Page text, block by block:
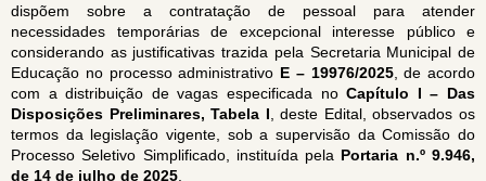
dispõem sobre a contratação de pessoal para atender
necessidades temporárias de excepcional interesse público e
considerando as justificativas trazida pela Secretaria Municipal de
Educação no processo administrativo E – 19976/2025, de acordo
com a distribuição de vagas especificada noCapítulo I – Das
Disposições Preliminares, Tabela I , deste Edital, observados os
termos da legislação vigente, sob a supervisão da Comissão do
Processo Seletivo Simplificado, instituída pela Portaria n.º 9.946,
de 14 de julho de 2025